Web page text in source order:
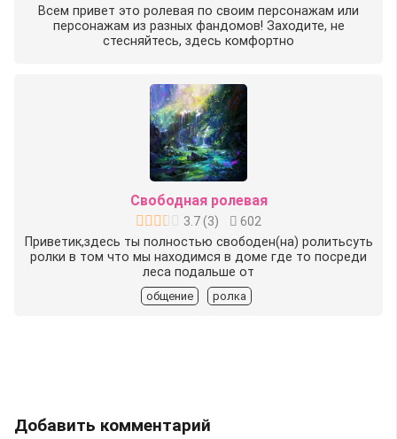
Всем привет это ролевая по своим персонажам или
персонажам из разных фандомов! Заходите, не
стесняйтесь, здесь комфортно
Свободная ролевая
3.7(3)
602
Приветик,здесь ты полностью свободен(на) ролитьсуть
ролки в том что мы находимся в доме где то посреди
леса подальше от
общение ролка
Добавить комментарий